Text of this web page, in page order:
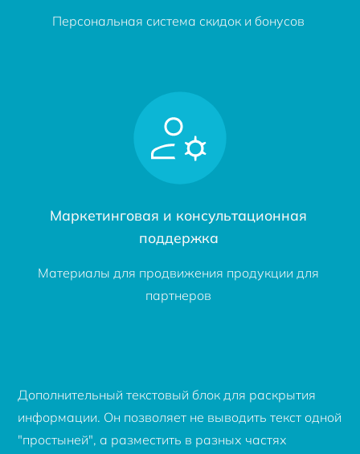
Персональная система скидок и бонусов
Маркетинговая и консультационная
поддержка
Материалы для продвижения продукции для
партнеров
Дополнительный текстовый блок для раскрытия
информации. Он позволяет не выводить текст одной
"простыней", а разместить в разных частях